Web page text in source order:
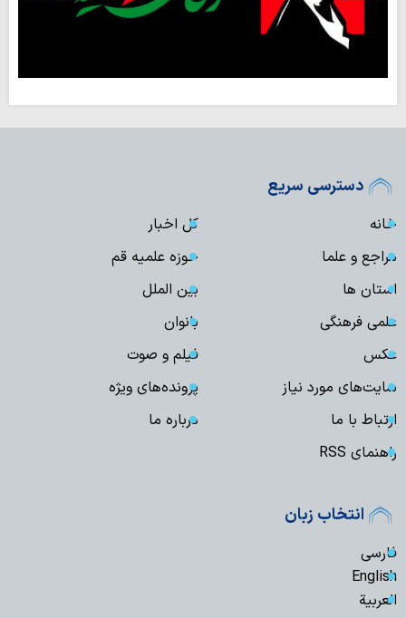
دسترسی سریع
خانه
کل اخبار
مراجع و علما
حوزه علمیه قم
استان ها
بین الملل
علمی فرهنگی
بانوان
عکس
فیلم و صوت
سایت‌های مورد نیاز
پرونده‌های ویژه
ارتباط با ما
درباره ما
راهنمای RSS
انتخاب زبان
فارسی
English
العربیة